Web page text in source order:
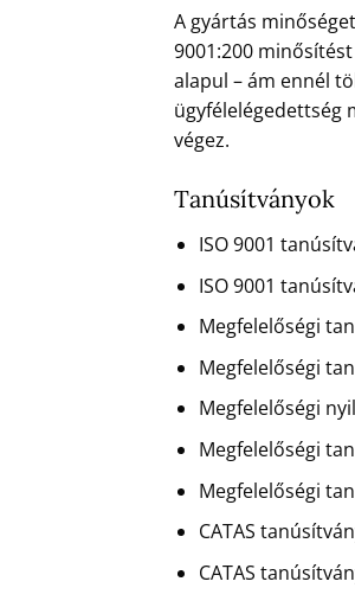
A gyártás
9001:200
alapul – ám ennél
ügyfélelégedettség
végez.
Tanúsítványok
ISO 9001
ISO 9001
Megfelelőségi
Megfelelőségi
Megfelelőségi
Megfelelőségi
Megfelelőségi
CATAS
CATAS